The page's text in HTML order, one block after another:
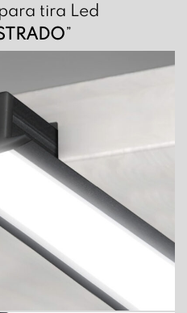
tira Led
”